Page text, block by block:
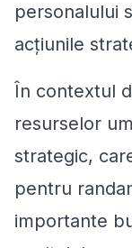
personalului
acțiunile
În contextul
resurselor
strategic,
pentru
importante